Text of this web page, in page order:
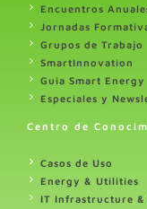
Encuentros
Jornadas
Grupos de Trabajo
SmartInnovation
Guia Smart Energy
Especiales y
Centro de
Casos de Uso
Energy & Utilities
IT Infrastructure &